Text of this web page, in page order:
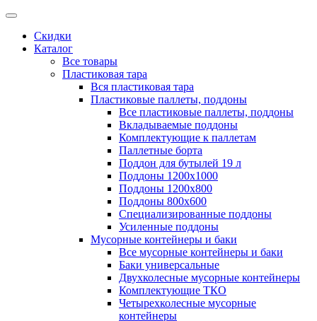
Скидки
Каталог
Все товары
Пластиковая тара
Вся пластиковая тара
Пластиковые паллеты, поддоны
Все пластиковые паллеты, поддоны
Вкладываемые поддоны
Комплектующие к паллетам
Паллетные борта
Поддон для бутылей 19 л
Поддоны 1200х1000
Поддоны 1200х800
Поддоны 800х600
Специализированные поддоны
Усиленные поддоны
Мусорные контейнеры и баки
Все мусорные контейнеры и баки
Баки универсальные
Двухколесные мусорные контейнеры
Комплектующие ТКО
Четырехколесные мусорные
контейнеры